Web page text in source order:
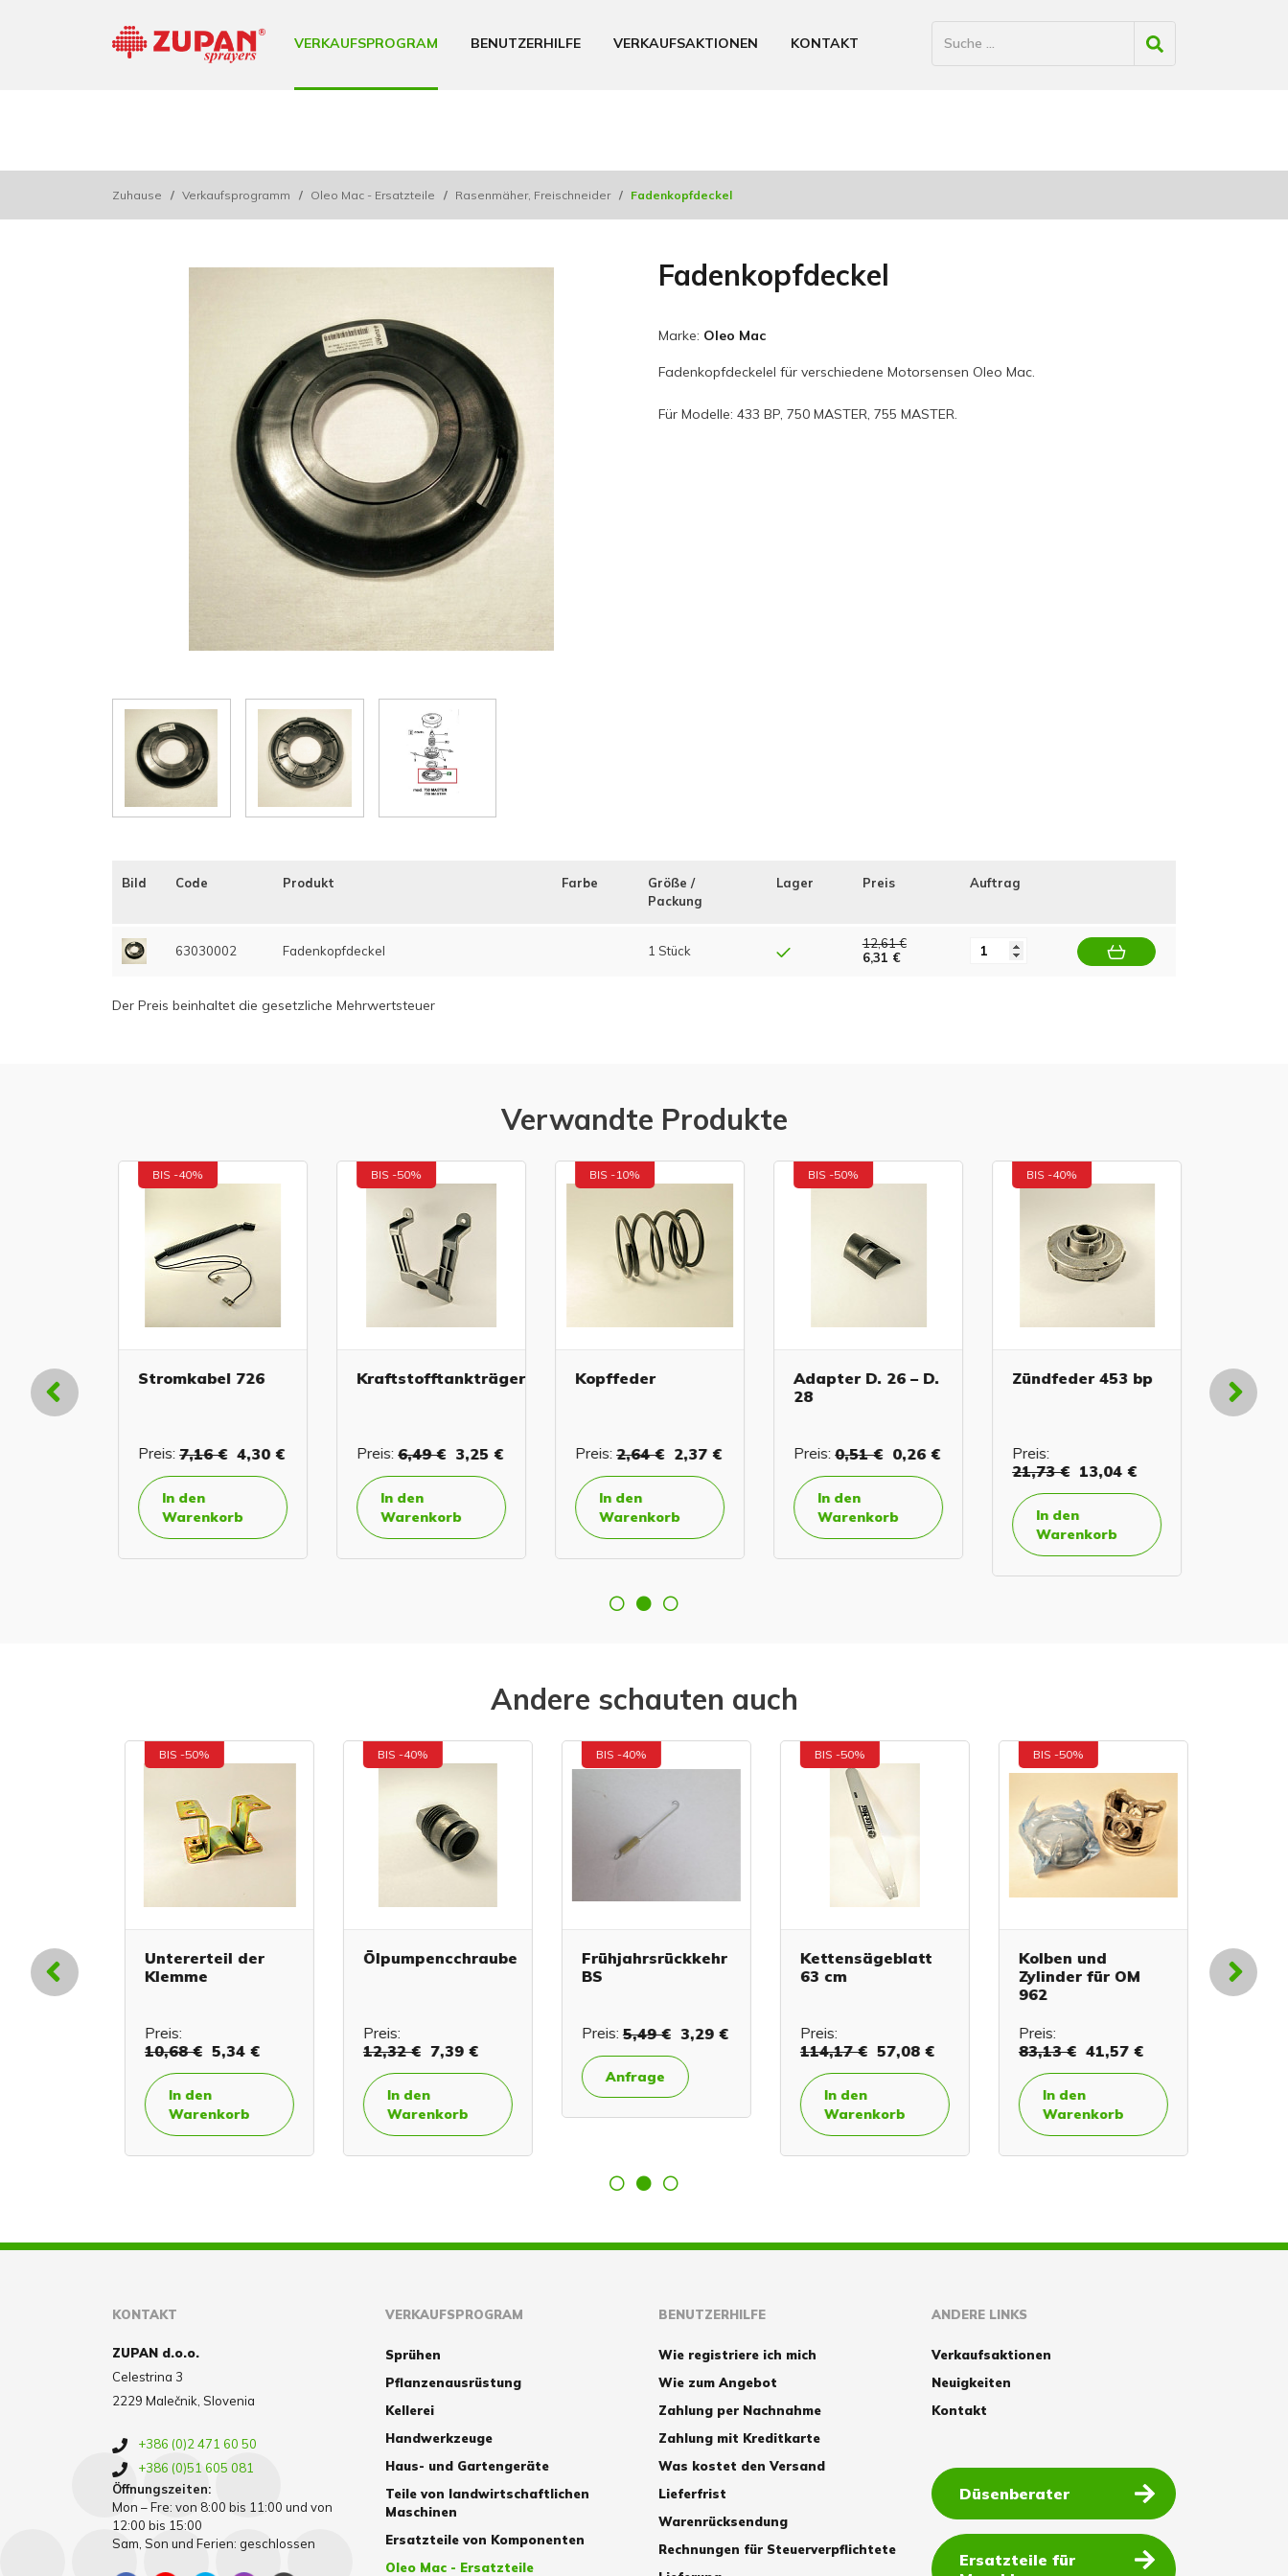
VERKAUFSPROGRAM BENUTZERHILFE VERKAUFSAKTIONEN KONTAKT
Zuhause / Verkaufsprogramm / Oleo Mac - Ersatzteile / Rasenmäher, Freischneider / Fadenkopfdeckel
Fadenkopfdeckel
Marke: Oleo Mac
Fadenkopfdeckelel für verschiedene Motorsensen Oleo Mac.
Für Modelle: 433 BP, 750 MASTER, 755 MASTER.
Bild Code Produkt Farbe
Größe /
Packung
Lager Preis Auftrag
63030002 Fadenkopfdeckel 1 Stück
12,61 €
6,31 €
Der Preis beinhaltet die gesetzliche Mehrwertsteuer
Verwandte Produkte
BIS -40%
Stromkabel 726
Preis: 7,16 € 4,30 €
In den
Warenkorb
BIS -50%
Kraftstofftankträger
Preis: 6,49 € 3,25 €
In den
Warenkorb
BIS -10%
Kopffeder
Preis: 2,64 € 2,37 €
In den
Warenkorb
BIS -50%
Adapter D. 26 – D.
28
Preis: 0,51 € 0,26 €
In den
Warenkorb
BIS -40%
Zündfeder 453 bp
Preis:
21,73 € 13,04 €
In den
Warenkorb
Andere schauten auch
den
BIS -50%
Untererteil der
Klemme
Preis:
10,68 € 5,34 €
In den
Warenkorb
BIS -40%
Ölpumpencchraube
Preis:
12,32 € 7,39 €
In den
Warenkorb
BIS -40%
Frühjahrsrückkehr
BS
Preis: 5,49 € 3,29 €
Anfrage
BIS -50%
Kettensägeblatt
63 cm
Preis:
114,17 € 57,08 €
In den
Warenkorb
BIS -50%
Kolben und
Zylinder für OM
962
Preis:
83,13 € 41,57 €
In den
Warenkorb
Feder
KONTAKT
ZUPAN d.o.o.
Celestrina 3
2229 Malečnik, Slovenia
+386 (0)2 471 60 50
+386 (0)51 605 081
Öffnungszeiten:
Mon – Fre: von 8:00 bis 11:00 und von
12:00 bis 15:00
Sam, Son und Ferien: geschlossen
VERKAUFSPROGRAM
Sprühen
Pflanzenausrüstung
Kellerei
Handwerkzeuge
Haus- und Gartengeräte
Teile von landwirtschaftlichen
Maschinen
Ersatzteile von Komponenten
Oleo Mac - Ersatzteile
BENUTZERHILFE
Wie registriere ich mich
Wie zum Angebot
Zahlung per Nachnahme
Zahlung mit Kreditkarte
Was kostet den Versand
Lieferfrist
Warenrücksendung
Rechnungen für Steuerverpflichtete
ANDERE LINKS
Verkaufsaktionen
Neuigkeiten
Kontakt
Düsenberater
Ersatzteile für